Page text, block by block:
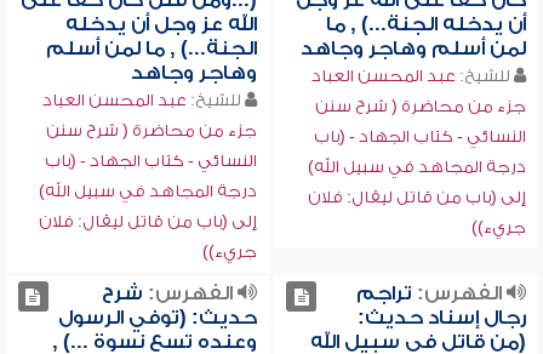
أن يدخله الجنة...) , ما
لمن أسلم وهاجر وجاهد
للشيخ: عبد المحسن العباد
جزء من محاضرة ( شرح سنن
النسائي - كتاب الجهاد - (باب
درجة المجاهد في سبيل الله)
إلى (باب من قاتل ليقال: فلان
جريء))
الله عز وجل أن يدخله
الجنة...) , ما لمن أسلم
وهاجر وجاهد
للشيخ: عبد المحسن العباد
جزء من محاضرة ( شرح سنن
النسائي - كتاب الجهاد - (باب
درجة المجاهد في سبيل الله)
إلى (باب من قاتل ليقال: فلان
جريء))
الفهرس: تراجم
رجال إسناد حديث:
(من قاتل في سبيل الله
الفهرس: شرح
حديث: (توفي الرسول
وعنده تسع نسوة ...) ,